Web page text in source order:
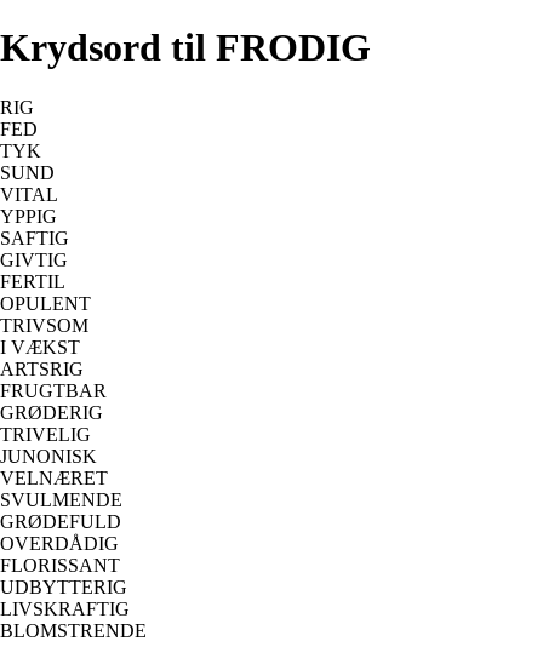
Krydsord til FRODIG
RIG
FED
TYK
SUND
VITAL
YPPIG
SAFTIG
GIVTIG
FERTIL
OPULENT
TRIVSOM
I VÆKST
ARTSRIG
FRUGTBAR
GRØDERIG
TRIVELIG
JUNONISK
VELNÆRET
SVULMENDE
GRØDEFULD
OVERDÅDIG
FLORISSANT
UDBYTTERIG
LIVSKRAFTIG
BLOMSTRENDE